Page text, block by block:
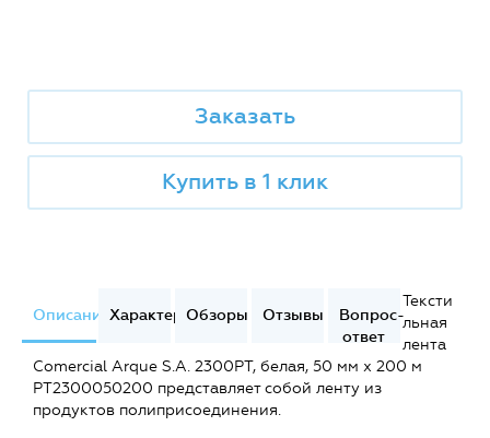
Заказать
Купить в 1 клик
ОписаниеХарактеристики
Обзоры Отзывы
Вопрос-
ответ
Тексти
льная
лента
Comercial Arque S.A. 2300PT, белая, 50 мм x 200 м
PT2300050200 представляет собой ленту из
продуктов полиприсоединения.